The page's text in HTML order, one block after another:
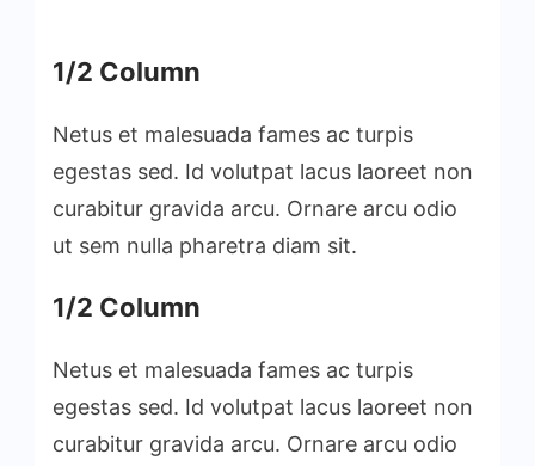
1/2 Column
Netus et malesuada fames ac turpis
egestas sed. Id volutpat lacus laoreet non
curabitur gravida arcu. Ornare arcu odio
ut sem nulla pharetra diam sit.
1/2 Column
Netus et malesuada fames ac turpis
egestas sed. Id volutpat lacus laoreet non
curabitur gravida arcu. Ornare arcu odio